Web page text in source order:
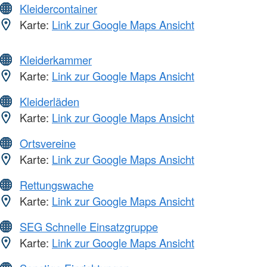
Kleidercontainer
Karte: Link zur Google Maps Ansicht
Kleiderkammer
Karte: Link zur Google Maps Ansicht
Kleiderläden
Karte: Link zur Google Maps Ansicht
Ortsvereine
Karte: Link zur Google Maps Ansicht
Rettungswache
Karte: Link zur Google Maps Ansicht
SEG Schnelle Einsatzgruppe
Karte: Link zur Google Maps Ansicht